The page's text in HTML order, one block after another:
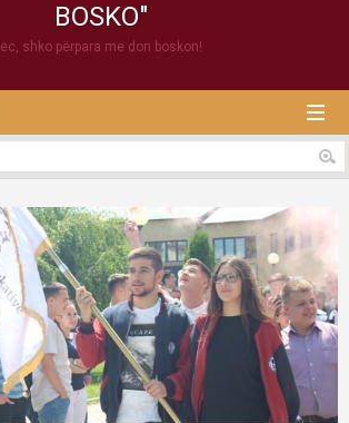
BOSKO"
ec, shko përpara me don boskon!